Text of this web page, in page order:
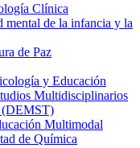
Clínica
mental de la infancia y la
de Paz
y Educación
Multidisciplinarios
(DEMST)
Multimodal
de Química